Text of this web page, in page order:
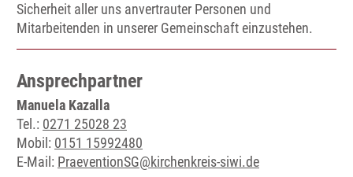
Sicherheit aller uns anvertrauter Personen und
Mitarbeitenden in unserer Gemeinschaft einzustehen.
Ansprechpartner
Manuela Kazalla
Tel.: 0271 25028 23
Mobil: 0151 15992480
E-Mail: PraeventionSG@kirchenkreis-siwi.de